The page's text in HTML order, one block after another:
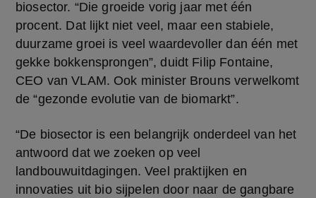
biosector. “Die groeide vorig jaar met één
procent. Dat lijkt niet veel, maar een stabiele,
duurzame groei is veel waardevoller dan één met
gekke bokkensprongen”, duidt Filip Fontaine,
CEO van VLAM. Ook minister Brouns verwelkomt
de “gezonde evolutie van de biomarkt”.
“De biosector is een belangrijk onderdeel van het
antwoord dat we zoeken op veel
landbouwuitdagingen. Veel praktijken en
innovaties uit bio sijpelen door naar de gangbare